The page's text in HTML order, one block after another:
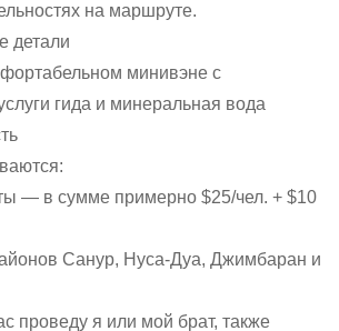
на маршруте.
детали
минивэне с
гида и минеральная вода
— в сумме примерно $25/чел. + $10
Санур, Нуса-Дуа, Джимбаран и
проведу я или мой брат, также